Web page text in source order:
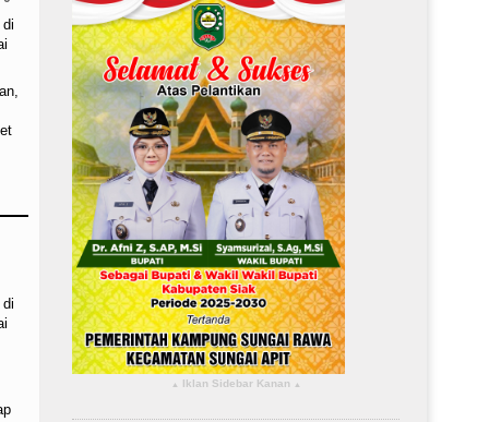
▴ Iklan Sidebar Kanan ▴